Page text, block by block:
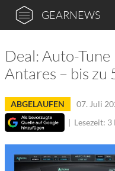
GEARNEWS
Deal: Auto-
Antares – bis zu
ABGELAUFEN 07. Juli
| Lesezeit: 3